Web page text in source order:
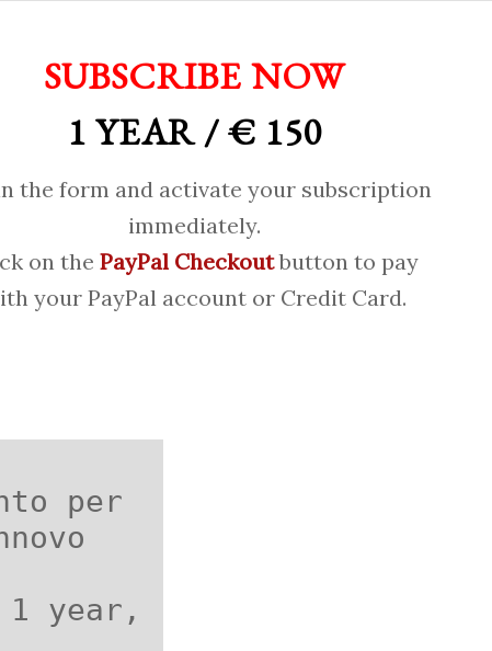
SUBSCRIBE NOW
1 YEAR / € 150
the form and activate your subscription
immediately.
on the PayPal Checkoutbutton to pay
your PayPal account or Credit Card.
per
year,